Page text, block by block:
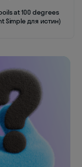
at 100 degrees
Simple для истин)